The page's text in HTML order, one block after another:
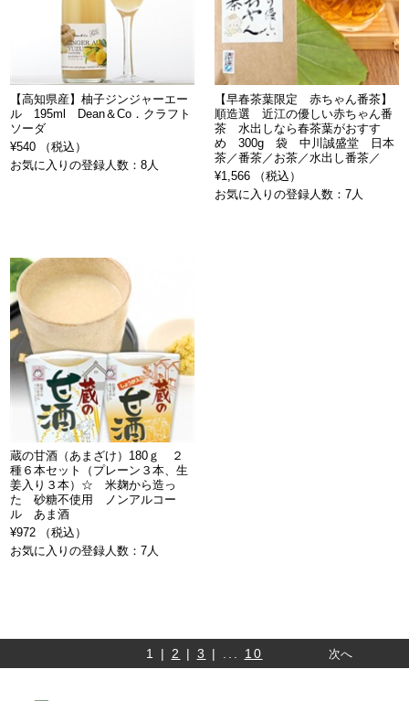
【高知県産】柚子ジンジャーエー
ル 195ml Dean＆Co．クラフト
ソーダ
¥540 （税込）
お気に入りの登録人数：8人
【早春茶葉限定 赤ちゃん番茶】
順造選 近江の優しい赤ちゃん番
茶 水出しなら春茶葉がおすす
め 300g 袋 中川誠盛堂 日本
茶／番茶／お茶／水出し番茶／
¥1,566 （税込）
お気に入りの登録人数：7人
蔵の甘酒（あまざけ）180ｇ ２
種６本セット（プレーン３本、生
姜入り３本）☆ 米麹から造っ
た 砂糖不使用 ノンアルコー
ル あま酒
¥972 （税込）
お気に入りの登録人数：7人
1 | 2 | 3 | ... 10 次へ